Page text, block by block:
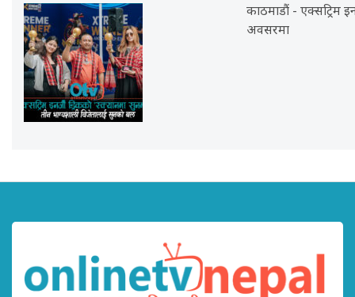
काठमाडौं - एक्सट्रिम
अवसरमा